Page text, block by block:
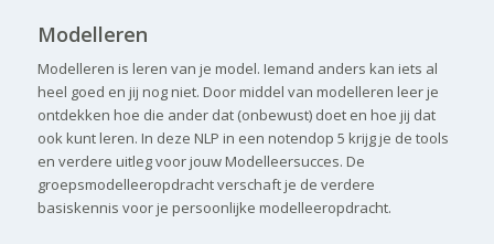
Modelleren
Modelleren is leren van je model. Iemand anders kan iets al
heel goed en jij nog niet. Door middel van modelleren leer je
ontdekken hoe die ander dat (onbewust) doet en hoe jij dat
ook kunt leren. In deze NLP in een notendop 5 krijg je de tools
en verdere uitleg voor jouw Modelleersucces. De
groepsmodelleeropdracht verschaft je de verdere
basiskennis voor je persoonlijke modelleeropdracht.